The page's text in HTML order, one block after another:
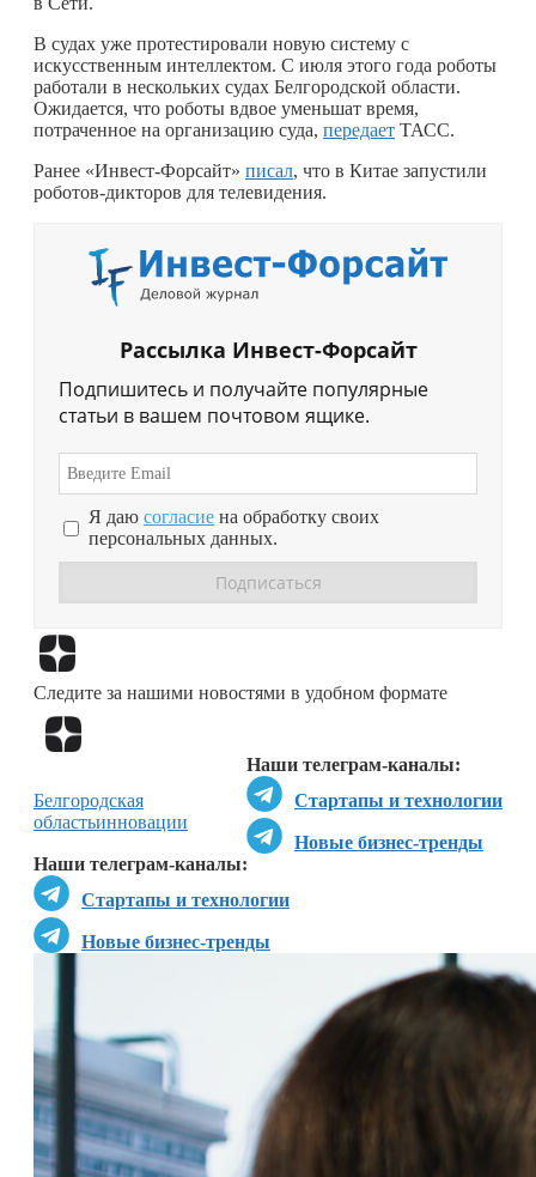
В судах уже протестировали новую систему с
искусственным интеллектом. С июля этого года роботы
работали в нескольких судах Белгородской области.
Ожидается, что роботы вдвое уменьшат время,
потраченное на организацию суда, передает ТАСС.
Ранее «Инвест-Форсайт» писал, что в Китае запустили
роботов-дикторов для телевидения.
Рассылка Инвест-Форсайт
Подпишитесь и получайте популярные
статьи в вашем почтовом ящике.
Я даю согласие на обработку своих
персональных данных.
Следите за нашими новостями в удобном формате
Наши телеграм-каналы:
Стартапы и технологии
Новые бизнес-тренды
Наши телеграм-каналы:
Стартапы и технологии
Новые бизнес-тренды
Белгородcкая
областьинновации